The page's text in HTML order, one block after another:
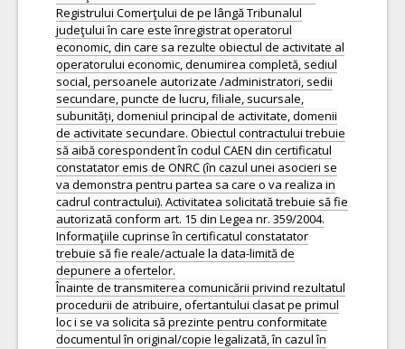
Registrului Comerţului de pe lângă Tribunalul
judeţului în care este înregistrat operatorul
economic, din care sa rezulte obiectul de activitate al
operatorului economic, denumirea completă, sediul
social, persoanele autorizate /administratori, sedii
secundare, puncte de lucru, filiale, sucursale,
subunități, domeniul principal de activitate, domenii
de activitate secundare. Obiectul contractului trebuie
să aibă corespondent în codul CAEN din certificatul
constatator emis de ONRC (în cazul unei asocieri se
va demonstra pentru partea sa care o va realiza in
cadrul contractului). Activitatea solicitată trebuie să fie
autorizată conform art. 15 din Legea nr. 359/2004.
Informaţiile cuprinse în certificatul constatator
trebuie să fie reale/actuale la data-limită de
depunere a ofertelor.
Înainte de transmiterea comunicării privind rezultatul
procedurii de atribuire, ofertantului clasat pe primul
loc i se va solicita să prezinte pentru conformitate
documentul în original/copie legalizată, în cazul în